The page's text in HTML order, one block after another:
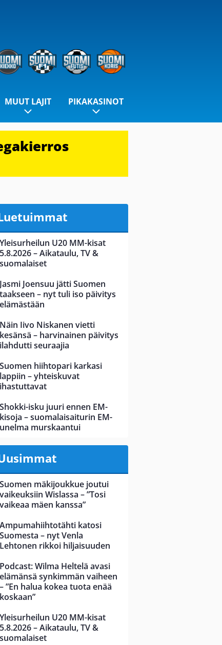
MUUT LAJIT PIKAKASINOT
Yleisurheilun U20 MM-kisat
5.8.2026 – Aikataulu, TV &
suomalaiset
Jasmi Joensuu jätti Suomen
taakseen – nyt tuli iso päivitys
elämästään
Näin Iivo Niskanen vietti
kesänsä – harvinainen päivitys
ilahdutti seuraajia
Suomen hiihtopari karkasi
lappiin – yhteiskuvat
ihastuttavat
Shokki-isku juuri ennen EM-
kisoja – suomalaisaiturin EM-
unelma murskaantui
Suomen mäkijoukkue joutui
vaikeuksiin Wislassa – ”Tosi
vaikeaa mäen kanssa”
Ampumahiihtotähti katosi
Suomesta – nyt Venla
Lehtonen rikkoi hiljaisuuden
Podcast: Wilma Heltelä avasi
elämänsä synkimmän vaiheen
– ”En halua kokea tuota enää
koskaan”
Yleisurheilun U20 MM-kisat
5.8.2026 – Aikataulu, TV &
suomalaiset